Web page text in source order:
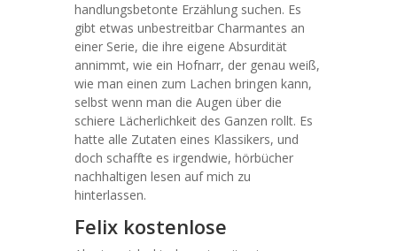
handlungsbetonte Erzählung suchen. Es
gibt etwas unbestreitbar Charmantes an
einer Serie, die ihre eigene Absurdität
annimmt, wie ein Hofnarr, der genau weiß,
wie man einen zum Lachen bringen kann,
selbst wenn man die Augen über die
schiere Lächerlichkeit des Ganzen rollt. Es
hatte alle Zutaten eines Klassikers, und
doch schaffte es irgendwie, hörbücher
nachhaltigen lesen auf mich zu
hinterlassen.
Felix kostenlose